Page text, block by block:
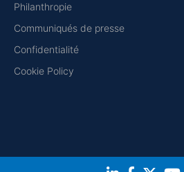
Philanthropie
Communiqués de presse
Confidentialité
Cookie Policy